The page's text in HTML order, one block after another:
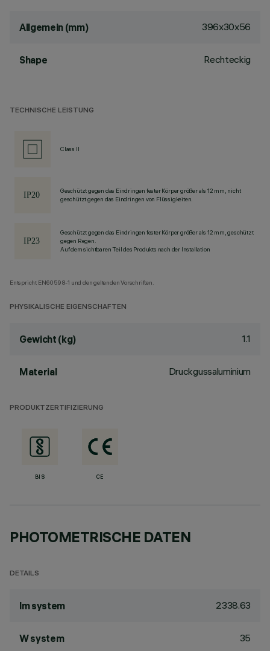
Allgemein (mm) 396x30x56
Shape Rechteckig
TECHNISCHE LEISTUNG
Class II
Geschützt gegen das Eindringen fester Körper größer als 12 mm, nicht
geschützt gegen das Eindringen von Flüssigkeiten.
Geschützt gegen das Eindringen fester Körper größer als 12 mm, geschützt
gegen Regen.
Auf dem sichtbaren Teil des Produkts nach der Installation
Entspricht EN60598-1 und den geltenden Vorschriften.
PHYSIKALISCHE EIGENSCHAFTEN
Gewicht (kg) 1.1
Material Druckgussaluminium
PRODUKTZERTIFIZIERUNG
BIS CE
PHOTOMETRISCHE DATEN
DETAILS
lm system 2338.63
W system 35